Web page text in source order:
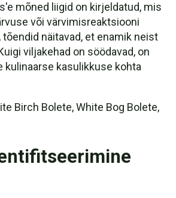
mõned liigid on kirjeldatud, mis
või värvimisreaktsiooni
tõendid näitavad, et enamik neist
viljakehad on söödavad, on
kulinaarse kasulikkuse kohta
Birch Bolete, White Bog Bolete,